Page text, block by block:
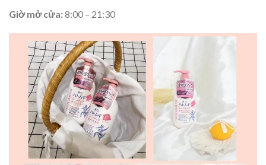
Giờ mở cửa:8:00 – 21:30